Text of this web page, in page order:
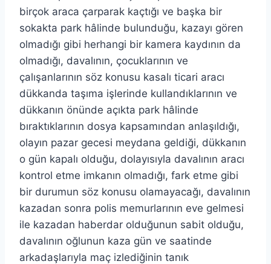
birçok araca çarparak kaçtığı ve başka bir
sokakta park hâlinde bulunduğu, kazayı gören
olmadığı gibi herhangi bir kamera kaydının da
olmadığı, davalının, çocuklarının ve
çalışanlarının söz konusu kasalı ticari aracı
dükkanda taşıma işlerinde kullandıklarının ve
dükkanın önünde açıkta park hâlinde
bıraktıklarının dosya kapsamından anlaşıldığı,
olayın pazar gecesi meydana geldiği, dükkanın
o gün kapalı olduğu, dolayısıyla davalının aracı
kontrol etme imkanın olmadığı, fark etme gibi
bir durumun söz konusu olamayacağı, davalının
kazadan sonra polis memurlarının eve gelmesi
ile kazadan haberdar olduğunun sabit olduğu,
davalının oğlunun kaza gün ve saatinde
arkadaşlarıyla maç izlediğinin tanık